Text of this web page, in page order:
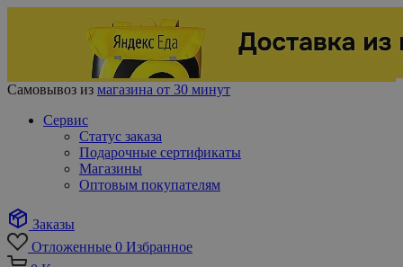
Самовывоз из магазина от 30 минут
Сервис
Статус заказа
Подарочные сертификаты
Магазины
Оптовым покупателям
Заказы
Отложенные 0 Избранное